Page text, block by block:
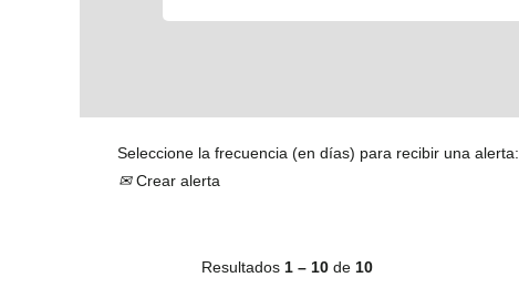
Seleccione la frecuencia (en días) para recibir una alerta:
Crear alerta
Resultados 1 – 10 de 10